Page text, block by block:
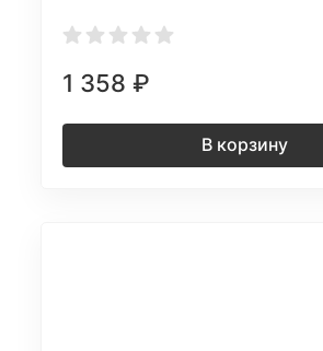
1 358₽
В корзину